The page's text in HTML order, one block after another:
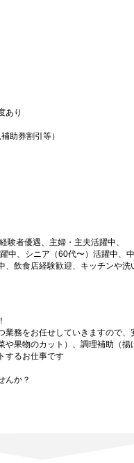
あり
助券割引等）
験者優遇、主婦・主夫活躍中、
中、シニア（60代〜）活躍中、中
飲食店経験歓迎、キッチンや洗
務をお任せしていきますので、
や果物のカット）、調理補助（
するお仕事です
んか？